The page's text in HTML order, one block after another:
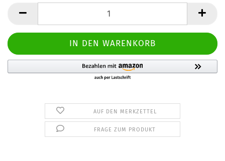
AUF DEN MERKZETTEL
FRAGE ZUM PRODUKT